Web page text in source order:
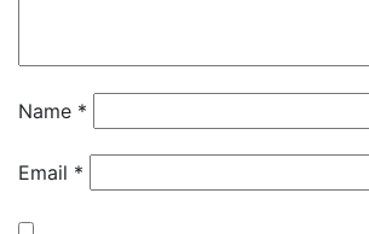
Name *
Email *